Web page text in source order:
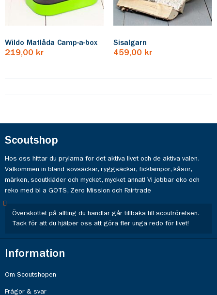
Wildo Matlåda Camp-a-box
219,00 kr
Sisalgarn
459,00 kr
Scoutshop
Hos oss hittar du prylarna för det aktiva livet och de aktiva valen.
Välkommen in bland sovsäckar, ryggsäckar, ficklampor, kåsor,
märken, scoutkläder och mycket, mycket annat! Vi jobbar eko och
reko med bl a GOTS, Zero Mission och Fairtrade
Överskottet på allting du handlar går tillbaka till scoutrörelsen.
Tack för att du hjälper oss att göra fler unga redo för livet!
Information
Om Scoutshopen
Frågor & svar